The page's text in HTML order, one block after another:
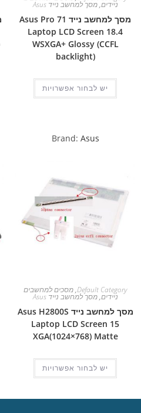
ניידים,מסך למחשב נייד Asus
מסך למחשב נייד Asus Pro 71
Laptop LCD Screen 18.4
WSXGA+ Glossy (CCFL
backlight)
יש לבחור אפשרויות
Brand: Asus
Default Category
,מסכים למחשבים
ניידים,מסך למחשב נייד Asus
מסך למחשב נייד Asus H2800S
Laptop LCD Screen 15
XGA(1024×768) Matte
יש לבחור אפשרויות